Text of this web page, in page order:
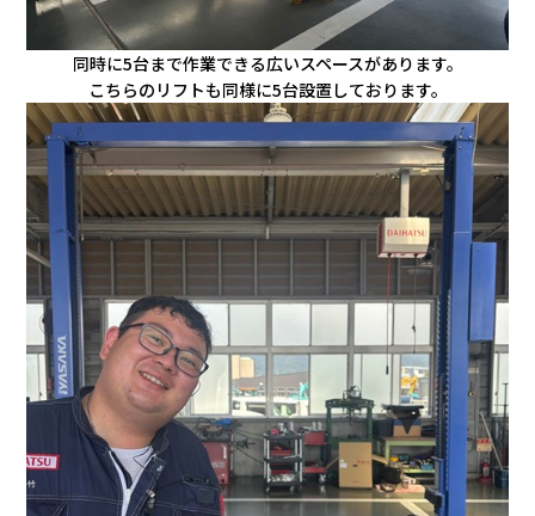
同時に5台まで作業できる広いスペースがあります。
こちらのリフトも同様に5台設置しております。